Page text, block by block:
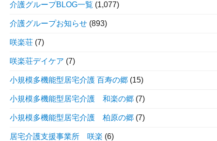
介護グループBLOG一覧 (1,077)
介護グループお知らせ (893)
咲楽荘 (7)
咲楽荘デイケア (7)
小規模多機能型居宅介護 百寿の郷 (15)
小規模多機能型居宅介護 和楽の郷 (7)
小規模多機能型居宅介護 柏原の郷 (7)
居宅介護支援事業所 咲楽 (6)